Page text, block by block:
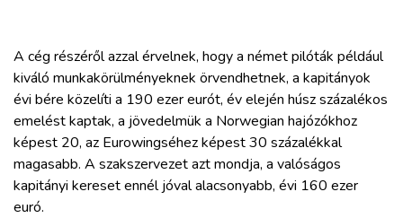
A cég részéről azzal érvelnek, hogy a német pilóták például
kiváló munkakörülményeknek örvendhetnek, a kapitányok
évi bére közelíti a 190 ezer eurót, év elején húsz százalékos
emelést kaptak, a jövedelmük a Norwegian hajózókhoz
képest 20, az Eurowingséhez képest 30 százalékkal
magasabb. A szakszervezet azt mondja, a valóságos
kapitányi kereset ennél jóval alacsonyabb, évi 160 ezer
euró.